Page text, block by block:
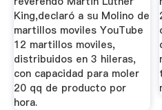
King,declaró a su Molino de
martillos moviles YouTube
12 martillos moviles,
distribuidos en 3 hileras,
con capacidad para moler
20 qq de producto por
hora.